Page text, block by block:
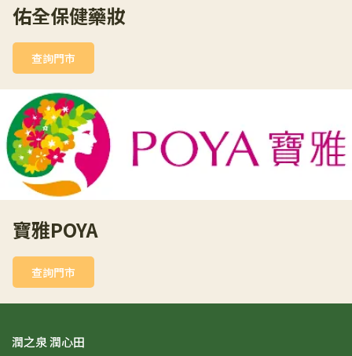
佑全保健藥妝
查詢門市
寶雅POYA
查詢門市
潤之泉 潤心田